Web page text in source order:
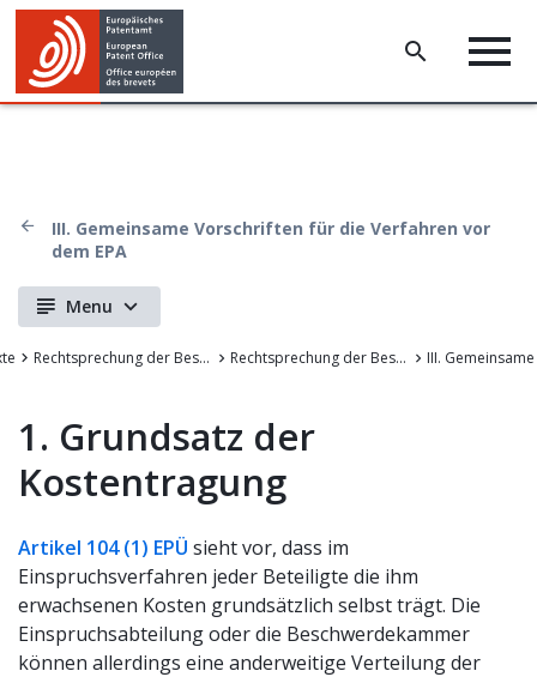
III. Gemeinsame Vorschriften für die Verfahren vor
dem EPA
Menu
Rechtsprechung der Beschwerdekammern des EPA Rechtsprechung der Beschwerdekammern des Europäischen Patentamts
1. Grundsatz der
Kostentragung
Artikel 104 (1) EPÜ sieht vor, dass im
Einspruchsverfahren jeder Beteiligte die ihm
erwachsenen Kosten grundsätzlich selbst trägt. Die
Einspruchsabteilung oder die Beschwerdekammer
können allerdings eine anderweitige Verteilung der